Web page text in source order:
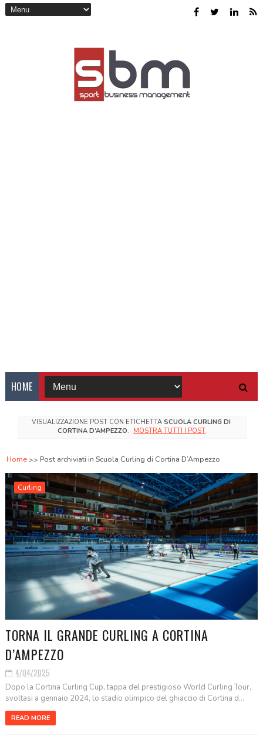
HOME
VISUALIZZAZIONE POST CON ETICHETTASCUOLA CURLING DI
CORTINA D’AMPEZZO. MOSTRA TUTTI I POST
Home Post archiviati in Scuola Curling di Cortina D’Ampezzo
Curling
TORNA IL GRANDE CURLING A CORTINA
D’AMPEZZO
4/04/2025
Dopo la Cortina Curling Cup, tappa del prestigioso World Curling Tour,
svoltasi a gennaio 2024, lo stadio olimpico del ghiaccio di Cortina d...
READ MORE